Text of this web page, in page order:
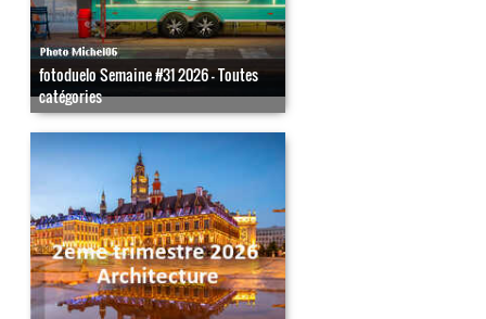
fotoduelo Semaine #31 2026 - Toutes
catégories